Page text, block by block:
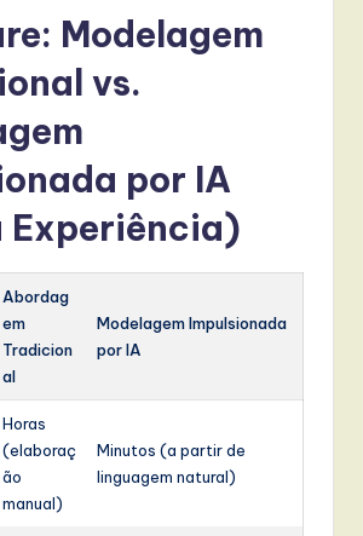
Modelagem
vs.
por IA
Experiência)
Abordag
em
Tradicion
al
Modelagem Impulsionada
por IA
Horas
(elaboraç
ão
manual)
Minutos (a partir de
linguagem natural)